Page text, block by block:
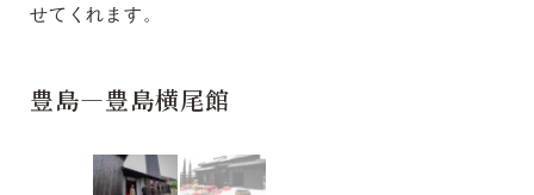
せてくれます。
豊島―豊島横尾館